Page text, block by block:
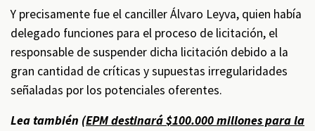
Y precisamente fue el canciller Álvaro Leyva, quien había
delegado funciones para el proceso de licitación, el
responsable de suspender dicha licitación debido a la
gran cantidad de críticas y supuestas irregularidades
señaladas por los potenciales oferentes.
Lea también (EPM destinará $100.000 millones para la